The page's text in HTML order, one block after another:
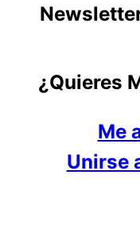
¿Quieres
Me
Unirse